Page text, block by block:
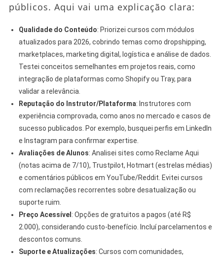
públicos. Aqui vai uma explicação clara:
Qualidade do Conteúdo: Priorizei cursos com módulos
atualizados para 2026, cobrindo temas como dropshipping,
marketplaces, marketing digital, logística e análise de dados.
Testei conceitos semelhantes em projetos reais, como
integração de plataformas como Shopify ou Tray, para
validar a relevância.
Reputação do Instrutor/Plataforma: Instrutores com
experiência comprovada, como anos no mercado e casos de
sucesso publicados. Por exemplo, busquei perfis em LinkedIn
e Instagram para confirmar expertise.
Avaliações de Alunos: Analisei sites como Reclame Aqui
(notas acima de 7/10), Trustpilot, Hotmart (estrelas médias)
e comentários públicos em YouTube/Reddit. Evitei cursos
com reclamações recorrentes sobre desatualização ou
suporte ruim.
Preço Acessível : Opções de gratuitos a pagos (até R$
2.000), considerando custo-benefício. Incluí parcelamentos e
descontos comuns.
Suporte e Atualizações: Cursos com comunidades,